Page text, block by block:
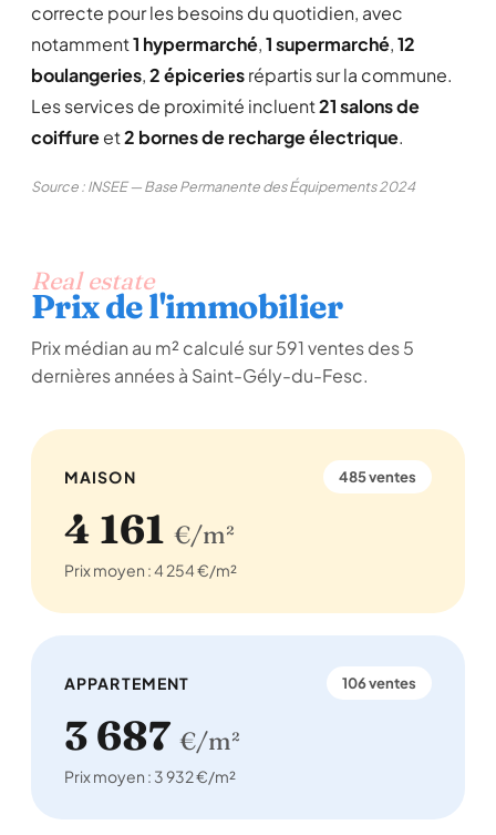
correcte pour les besoins du quotidien, avec
notamment1 hypermarché,1 supermarché,12
boulangeries,2 épiceriesrépartis sur la commune.
Les services de proximité incluent21 salons de
coiffureet2 bornes de recharge électrique.
Source : INSEE — Base Permanente des Équipements 2024
Real estate
Prix de l'immobilier
Prix médian au m² calculé sur 591 ventes des 5
dernières années à Saint-Gély-du-Fesc.
MAISON 485 ventes
4 161 €/m²
Prix moyen : 4 254 €/m²
APPARTEMENT 106 ventes
3 687 €/m²
Prix moyen : 3 932 €/m²